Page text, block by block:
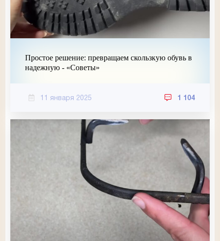
Простое решение: превращаем скользкую обувь в
надежную - «Советы»
11 января 2025 1 104